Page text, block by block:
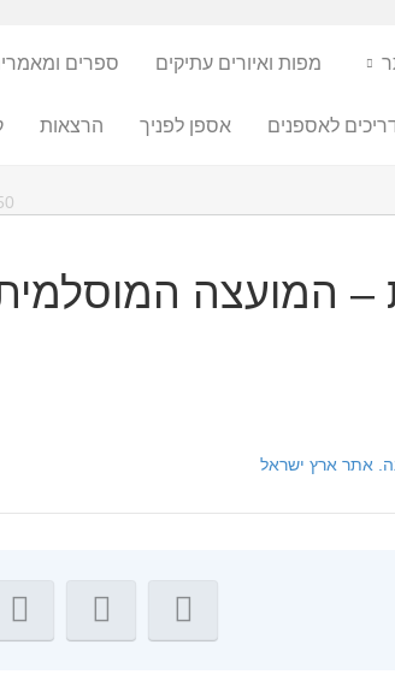
מפות ואיורים עתיקים ספרים
לאספנים אספן לפניך הרצאות
1950 מדריך הר
– המועצה